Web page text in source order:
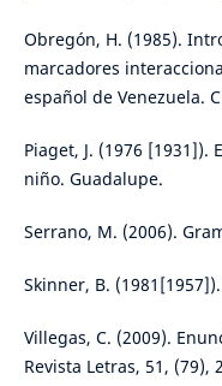
Obregón, H. (1985).
marcadores
español de Venezuela.
Piaget, J. (1976
niño. Guadalupe.
Serrano, M. (2006).
Skinner, B.
Villegas, C. (2009).
Revista Letras, 51, (79),